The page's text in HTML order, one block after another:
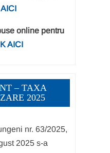
online pentru
AICI
– TAXA
2025
nr. 63/2025,
2025 s-a